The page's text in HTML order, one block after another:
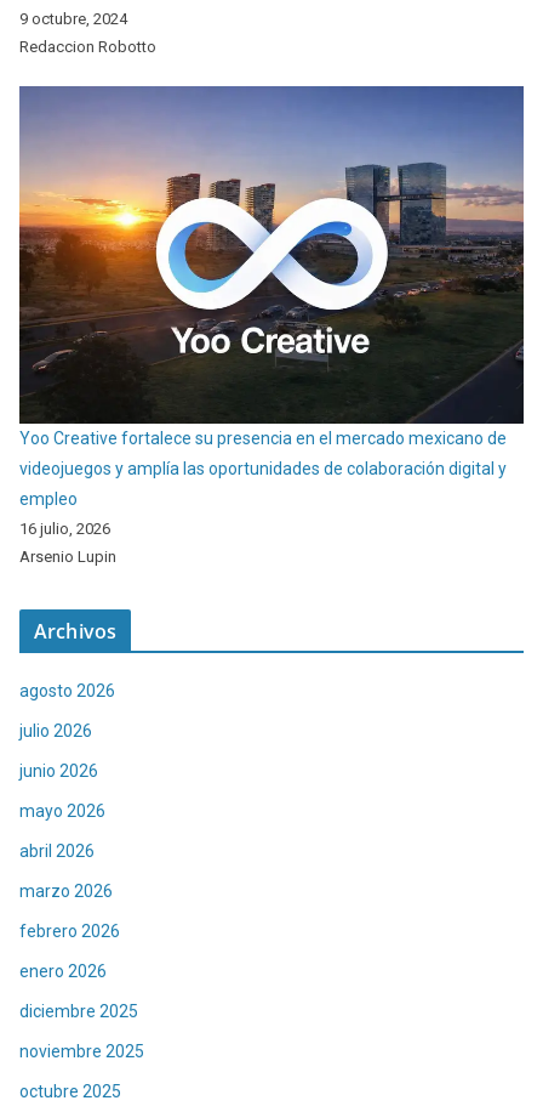
9 octubre, 2024
Redaccion Robotto
Yoo Creative fortalece su presencia en el mercado mexicano de
videojuegos y amplía las oportunidades de colaboración digital y
empleo
16 julio, 2026
Arsenio Lupin
Archivos
agosto 2026
julio 2026
junio 2026
mayo 2026
abril 2026
marzo 2026
febrero 2026
enero 2026
diciembre 2025
noviembre 2025
octubre 2025